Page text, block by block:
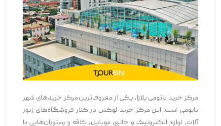
مرکز خرید باتومی پلازا، یکی از معروف‌ترین مرکز خریدهای شهر
باتومی است. این مرکز خرید لوکس در کنار فروشگاه‌های زیور
آلات، لوازم الکترونیک و جانبی موبایل، کافه و رستوران‌هایی با